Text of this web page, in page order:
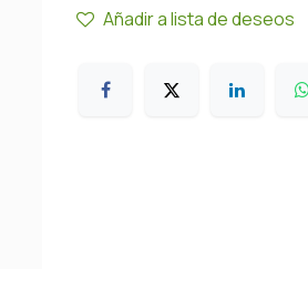
Añadir a lista de deseos